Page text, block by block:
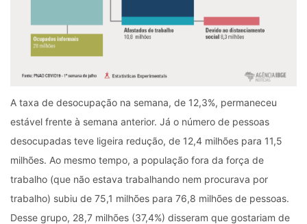
A taxa de desocupação na semana, de 12,3%, permaneceu
estável frente à semana anterior. Já o número de pessoas
desocupadas teve ligeira redução, de 12,4 milhões para 11,5
milhões. Ao mesmo tempo, a população fora da força de
trabalho (que não estava trabalhando nem procurava por
trabalho) subiu de 75,1 milhões para 76,8 milhões de pessoas.
Desse grupo, 28,7 milhões (37,4%) disseram que gostariam de